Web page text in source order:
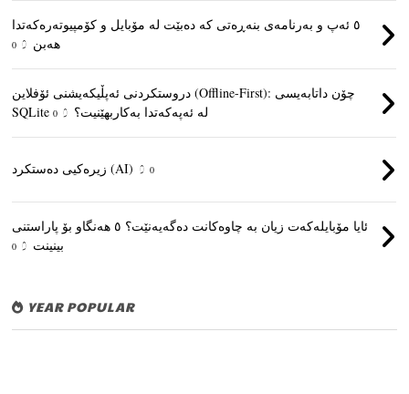
٥ ئەپ و بەرنامەی بنەڕەتی کە دەبێت لە مۆبایل و کۆمپیوتەرەکەتدا
هەبن
دروستکردنی ئەپڵیکەیشنی ئۆفلاین (Offline-First): چۆن داتابەیسی
SQLite لە ئەپەکەتدا بەکاربهێنیت؟
زیرەکیی دەستکرد (AI) 0
ئایا مۆبایلەکەت زیان بە چاوەکانت دەگەیەنێت؟ ٥ هەنگاو بۆ پاراستنی
بینینت
YEAR POPULAR